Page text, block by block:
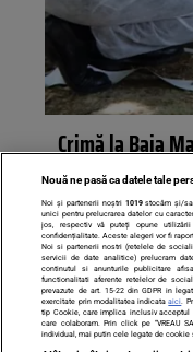
Crimă la Baia
Nouă ne pasă ca datele tale
Noi și partenerii noștri 1019stocăm și/
unici pentru prelucrarea datelor cu
jos, respectiv vă puteți opune
confidențialitate. Aceste alegeri vor fi
Noi si partenerii nostri (retelele de
servicii de date analitice) prelucram
continutul si anunturile publicitare
functionalitati aferente retelelor de
prevazute de art. 15-22 din GDPR in
exercitate prin modalitatea indicataaici .
tip Cookie, care implica inclusiv
care colaboram. Prin click pe “VREAU
individual, mai putin cele legate de cookie